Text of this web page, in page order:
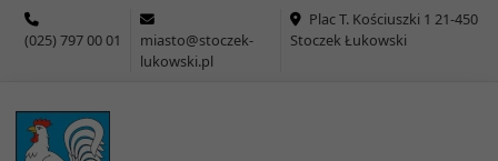
(025) 797 00 01
miasto@stoczek-
lukowski.pl
Plac T. Kościuszki 1 21-450
Stoczek Łukowski